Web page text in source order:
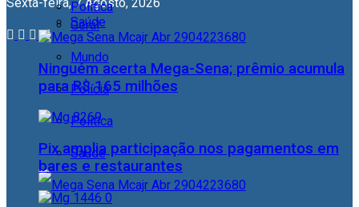
Geral
Mundo
Polícia
Política
Saúde
Política
Saúde
Ninguém acerta Mega-Sena; prêmio acumula
para R$ 165 milhões
Pix amplia participação nos pagamentos em
bares e restaurantes